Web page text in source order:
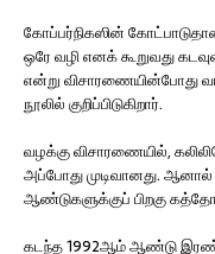
கோப்பர்நிகஸின்
ஒரே வழி எனக் கூறுவது
என்று விசாரணையின்போது
நூலில் குறிப்பிடுகிறார்.
வழக்கு விசாரணையில்,
அப்போது முடிவானது. ஆனால்
ஆண்டுகளுக்குப் பிறகு
கடந்த 1992ஆம் ஆண்டு